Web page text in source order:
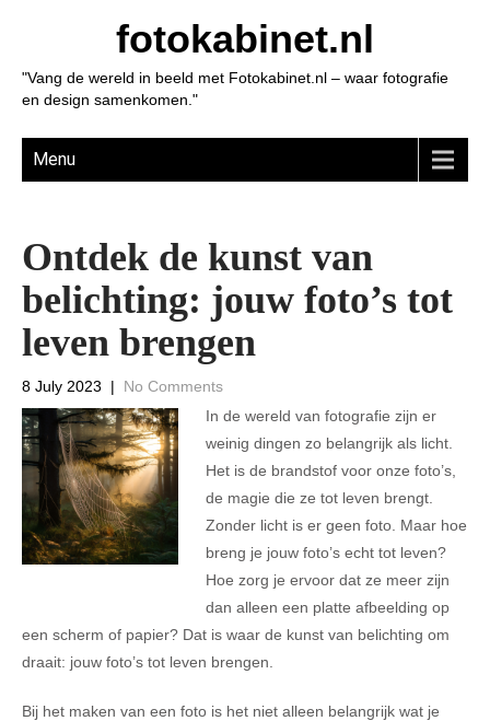
fotokabinet.nl
"Vang de wereld in beeld met Fotokabinet.nl – waar fotografie
en design samenkomen."
Menu
Ontdek de kunst van
belichting: jouw foto’s tot
leven brengen
8 July 2023 | No Comments
In de wereld van fotografie zijn er
weinig dingen zo belangrijk als licht.
Het is de brandstof voor onze foto’s,
de magie die ze tot leven brengt.
Zonder licht is er geen foto. Maar hoe
breng je jouw foto’s echt tot leven?
Hoe zorg je ervoor dat ze meer zijn
dan alleen een platte afbeelding op
een scherm of papier? Dat is waar de kunst van belichting om
draait: jouw foto’s tot leven brengen.
Bij het maken van een foto is het niet alleen belangrijk wat je